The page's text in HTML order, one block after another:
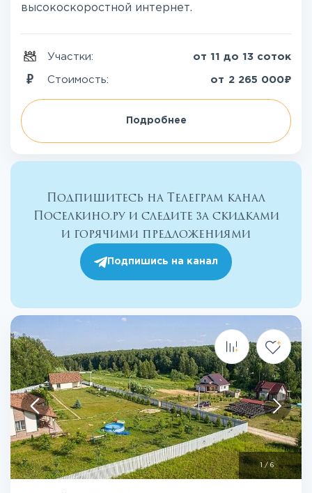
высокоскоростной интернет.
Участки: от 11 до 13 соток
Стоимость: от 2 265 000₽
Подробнее
Подпишитесь на Телеграм канал
Поселкино.ру и следите за скидками
и горячими предложениями
Подпишись на канал
1 /6